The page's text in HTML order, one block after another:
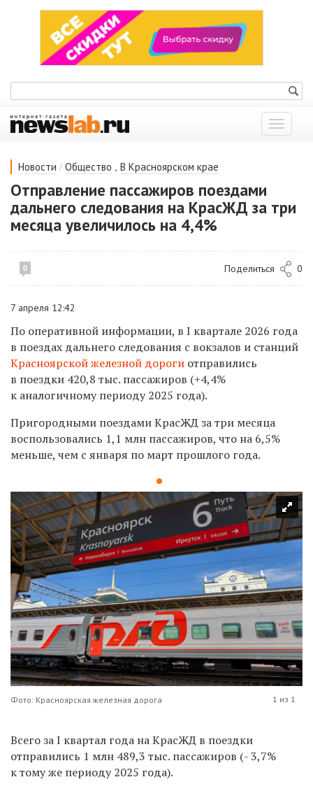
Показать
меню
Новости / Общество , В Красноярском крае
Отправление пассажиров поездами
дальнего следования на КрасЖД за три
месяца увеличилось на 4,4%
0 Поделиться 0
7 апреля 12:42
По оперативной информации, в I квартале 2026 года
в поездах дальнего следования с вокзалов и станций
Красноярской железной дороги отправились
в поездки 420,8 тыс. пассажиров (+4,4%
к аналогичному периоду 2025 года).
Пригородными поездами КрасЖД за три месяца
воспользовались 1,1 млн пассажиров, что на 6,5%
меньше, чем с января по март прошлого года.
Фото: Красноярская железная дорога 1 из 1
Всего заI квартал года на КрасЖД в поездки
отправились 1 млн 489,3 тыс. пассажиров (- 3,7%
к тому же периоду 2025 года).